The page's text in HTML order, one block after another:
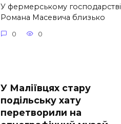
У фермерському господарстві
Романа Масевича близько
0 0
У Маліївцях стару
подільську хату
перетворили на